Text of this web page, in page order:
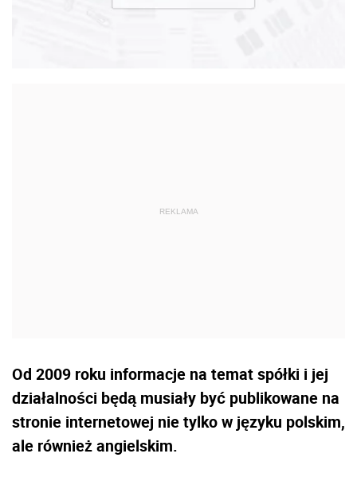
Od 2009 roku informacje na temat spółki i jej
działalności będą musiały być publikowane na
stronie internetowej nie tylko w języku polskim,
ale również angielskim.